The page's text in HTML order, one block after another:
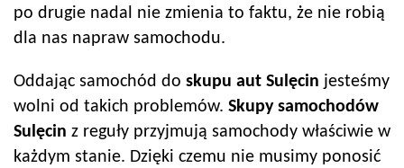
po drugie nadal nie zmienia to faktu, że nie robią
dla nas napraw samochodu.
Oddając samochód do skupu aut Sulęcin jesteśmy
wolni od takich problemów. Skupy samochodów
Sulęcin z reguły przyjmują samochody właściwie w
każdym stanie. Dzięki czemu nie musimy ponosić